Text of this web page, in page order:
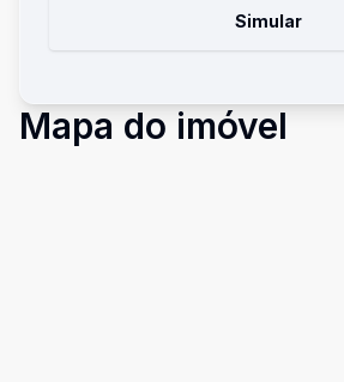
Simular
Mapa do imóvel